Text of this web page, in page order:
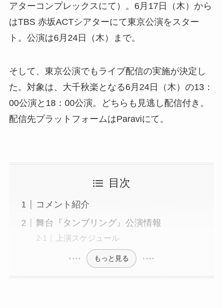
アターコンプレックスにて）。6月17日（木）から
はTBS 赤坂ACTシアターにて東京公演をスター
ト。公演は6月24日（木）まで。
そして、東京公演でもライブ配信の実施が決定し
た。対象は、大千秋楽となる6月24日（木）の13：
00公演と18：00公演。どちらも見逃し配信付き。
配信先プラットフォームはParaviにて。
目次
コメント紹介
舞台『タンブリング』公演情報
上演スケジュール
もっと見る